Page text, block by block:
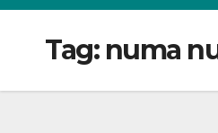
Tag: numa